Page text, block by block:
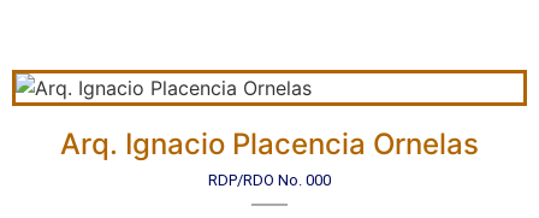
Arq. Ignacio Placencia Ornelas
RDP/RDO No. 000